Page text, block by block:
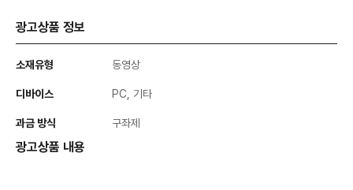
광고상품 정보
소재유형 동영상
디바이스 PC, 기타
과금 방식 구좌제
광고상품 내용